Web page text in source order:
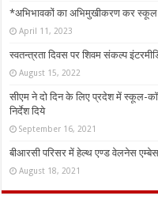
*अभिभावकों का अभिमुखीकरण कर
April 11, 2023
स्वतन्त्रता दिवस पर शिवम संकल्प
August 15, 2022
सीएम ने दो दिन के लिए प्रदेश में स्कूल-
निर्देश दिये
September 16, 2021
बीआरसी परिसर में हेल्थ एण्ड वेलनेस
August 18, 2021